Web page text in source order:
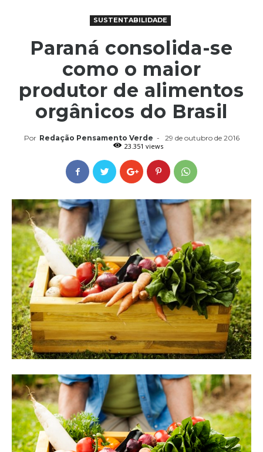
SUSTENTABILIDADE
Paraná consolida-se
como o maior
produtor de alimentos
orgânicos do Brasil
Por Redação Pensamento Verde -
29 de outubro de 2016
23.351 views